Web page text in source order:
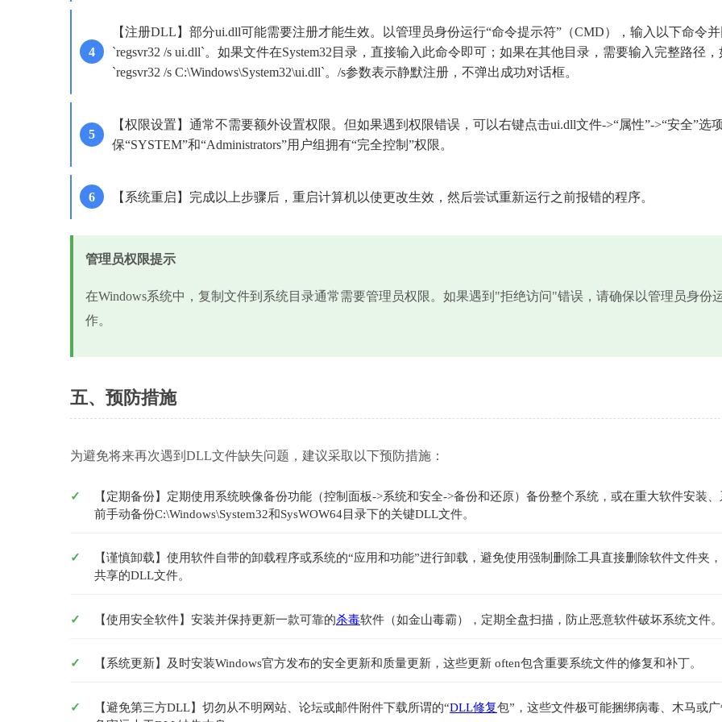
【注册DLL】部分ui.dll可能需要注册才能生效。以管理员身份运行“命令提示符”（CMD），输入以下命令并
`regsvr32 /s ui.dll`。如果文件在System32目录，直接输入此命令即可；如果在其他目录，需要输入完整路径，
`regsvr32 /s C:\Windows\System32\ui.dll`。/s参数表示静默注册，不弹出成功对话框。
【权限设置】通常不需要额外设置权限。但如果遇到权限错误，可以右键点击ui.dll文件->“属性”->“安全”选
保“SYSTEM”和“Administrators”用户组拥有“完全控制”权限。
【系统重启】完成以上步骤后，重启计算机以使更改生效，然后尝试重新运行之前报错的程序。
管理员权限提示
在Windows系统中，复制文件到系统目录通常需要管理员权限。如果遇到"拒绝访问"错误，请确保以管理员身份
作。
五、预防措施
为避免将来再次遇到DLL文件缺失问题，建议采取以下预防措施：
【定期备份】定期使用系统映像备份功能（控制面板->系统和安全->备份和还原）备份整个系统，或在重大软件安装
前手动备份C:\Windows\System32和SysWOW64目录下的关键DLL文件。
【谨慎卸载】使用软件自带的卸载程序或系统的“应用和功能”进行卸载，避免使用强制删除工具直接删除软件文件夹
共享的DLL文件。
【使用安全软件】安装并保持更新一款可靠的杀毒软件（如金山毒霸），定期全盘扫描，防止恶意软件破坏系统文件。
【系统更新】及时安装Windows官方发布的安全更新和质量更新，这些更新 often包含重要系统文件的修复和补丁。
【避免第三方DLL】切勿从不明网站、论坛或邮件附件下载所谓的“DLL修复包”，这些文件极可能捆绑病毒、木马或广